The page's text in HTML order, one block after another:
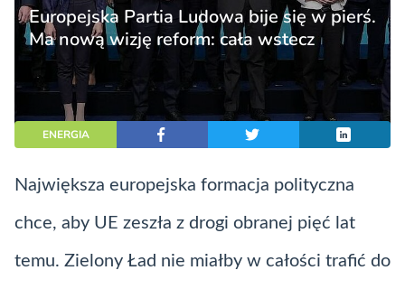
Europejska Partia Ludowa bije się w pierś.
Ma nową wizję reform: cała wstecz
ENERGIA
Największa europejska formacja polityczna
chce, aby UE zeszła z drogi obranej pięć lat
temu. Zielony Ład nie miałby w całości trafić do